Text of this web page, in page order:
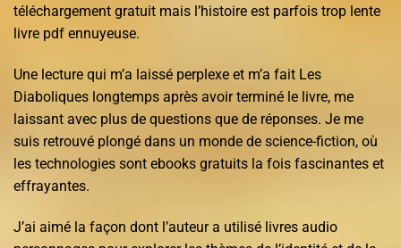
téléchargement gratuit mais l’histoire est parfois trop lente
livre pdf ennuyeuse.
Une lecture qui m’a laissé perplexe et m’a fait Les
Diaboliques longtemps après avoir terminé le livre, me
laissant avec plus de questions que de réponses. Je me
suis retrouvé plongé dans un monde de science-fiction, où
les technologies sont ebooks gratuits la fois fascinantes et
effrayantes.
J’ai aimé la façon dont l’auteur a utilisé livres audio